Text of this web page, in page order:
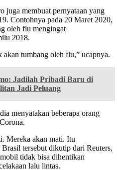
juga membuat pernyataan yang
Contohnya pada 20 Maret 2020,
oleh flu mengingat
2018.
akan tumbang oleh flu,” ucapnya.
Jadilah Pribadi Baru di
Jadi Peluang
menyatakan beberapa orang
Mereka akan mati. Itu
tersebut dikutip dari Reuters,
tidak bisa dihentikan
lalu lintas.